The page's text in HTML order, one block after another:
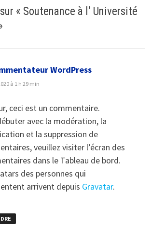
« Soutenance à l’ Université
WordPressdit :
à 1 h 29 min
ceci est un commentaire.
avec la modération, la
et la suppression de
veuillez visiter l’écran des
dans le Tableau de bord.
des personnes qui
arrivent depuis Gravatar.